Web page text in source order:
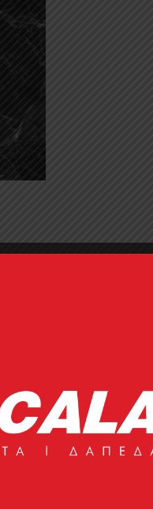
συνθηκών.
τους.
με υψηλή